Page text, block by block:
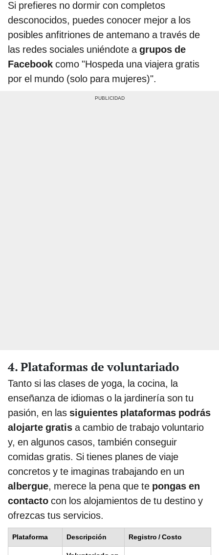
Si prefieres no dormir con completos
desconocidos, puedes conocer mejor a los
posibles anfitriones de antemano a través de
las redes sociales uniéndote agrupos de
Facebook como "Hospeda una viajera gratis
por el mundo (solo para mujeres)".
4. Plataformas de voluntariado
Tanto si las clases de yoga, la cocina, la
enseñanza de idiomas o la jardinería son tu
pasión, en las siguientes plataformas podrás
alojarte gratis a cambio de trabajo voluntario
y, en algunos casos, también conseguir
comidas gratis. Si tienes planes de viaje
concretos y te imaginas trabajando en un
albergue, merece la pena que te pongas en
contacto con los alojamientos de tu destino y
ofrezcas tus servicios.
Plataforma Descripción Registro / Costo